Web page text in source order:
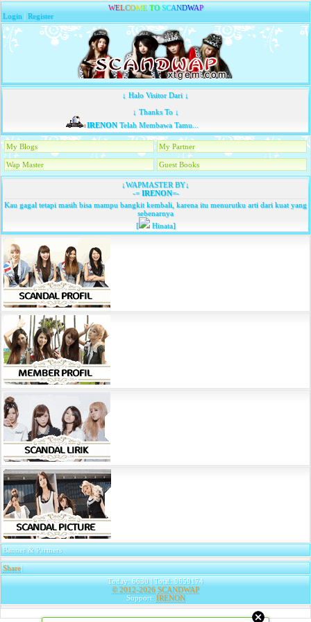
WELCOME TO SCANDWAP
Login |Register
↓ Halo Visitor Dari ↓
↓ Thanks To ↓
IRENONTelah Membawa Tamu...
My Blogs My Partner
Wap Master Guest Books
↓WAPMASTER BY↓
-=IRENON=-
Kau gagal tetapi masih bisa mampu bangkit kembali, karena itu menurutku arti dari kuat yang
sebenarnya
[
Hinata]
Banner & Partners
Share|
Today: 6630 | Total: 9659174
© 2012-2026 SCANDWAP
Support: IRENON